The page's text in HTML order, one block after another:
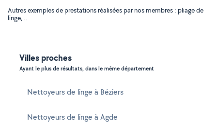
Autres exemples de prestations réalisées par nos membres : pliage de
linge, ..
Villes proches
Ayant le plus de résultats, dans le même département
Nettoyeurs de linge à Béziers
Nettoyeurs de linge à Agde